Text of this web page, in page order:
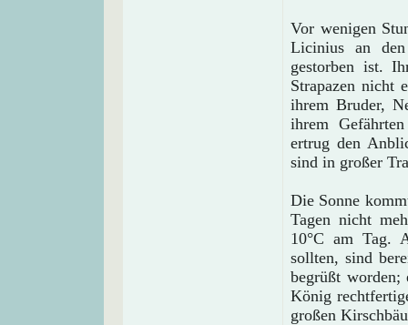
Vor wenigen
Licinius an
gestorben ist.
Strapazen nicht
ihrem Bruder,
ihrem
ertrug den
sind in großer
Die Sonne
Tagen nicht
10°C am Tag.
sollten, sind
begrüßt worden;
König
großen